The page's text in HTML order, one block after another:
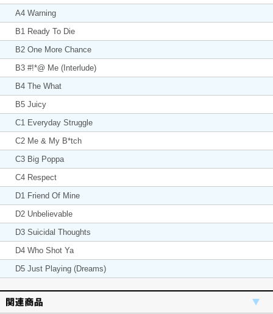
A4 Warning
B1 Ready To Die
B2 One More Chance
B3 #!*@ Me (Interlude)
B4 The What
B5 Juicy
C1 Everyday Struggle
C2 Me & My B*tch
C3 Big Poppa
C4 Respect
D1 Friend Of Mine
D2 Unbelievable
D3 Suicidal Thoughts
D4 Who Shot Ya
D5 Just Playing (Dreams)